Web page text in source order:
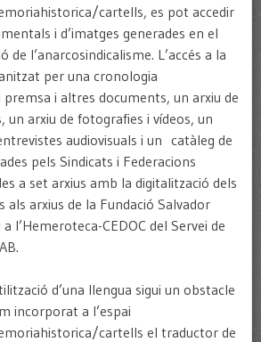
cartells, es pot accedir
i d’imatges generades en el
de l’anarcosindicalisme. L’accés a la
per una cronologia
i altres documents, un arxiu de
un arxiu de fotografies i vídeos, un
audiovisuals i un catàleg de
pels Sindicats i Federacions
a set arxius amb la digitalització dels
arxius de la Fundació Salvador
l’Hemeroteca-CEDOC del Servei de
d’una llengua sigui un obstacle
incorporat a l’espai
cartells el traductor de